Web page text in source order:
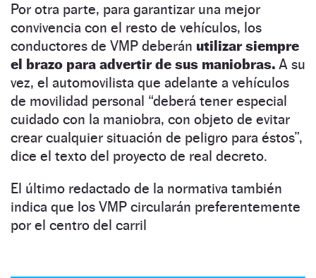
Por otra parte, para garantizar una mejor
convivencia con el resto de vehículos, los
conductores de VMP deberán utilizar siempre
el brazo para advertir de sus maniobras. A su
vez, el automovilista que adelante a vehículos
de movilidad personal “deberá tener especial
cuidado con la maniobra, con objeto de evitar
crear cualquier situación de peligro para éstos”,
dice el texto del proyecto de real decreto.
El último redactado de la normativa también
indica que los VMP circularán preferentemente
por el centro del carril